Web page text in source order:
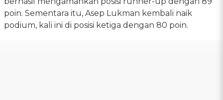
poin. Sementara itu, Asep Lukman kembali naik
podium, kali ini di posisi ketiga dengan 80 poin.